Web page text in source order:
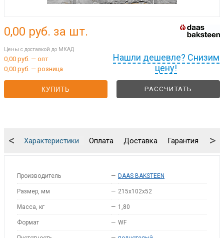
Нашли дешевле? Снизим
цену!
0,00 руб. за шт.
Цены с доставкой до МКАД
0,00 руб. — опт
0,00 руб. — розница
КУПИТЬ РАССЧИТАТЬ
Характеристики Оплата Доставка Гарантия
< >
Производитель — DAAS BAKSTEEN
Размер, мм — 215x102x52
Масса, кг — 1,80
Формат — WF